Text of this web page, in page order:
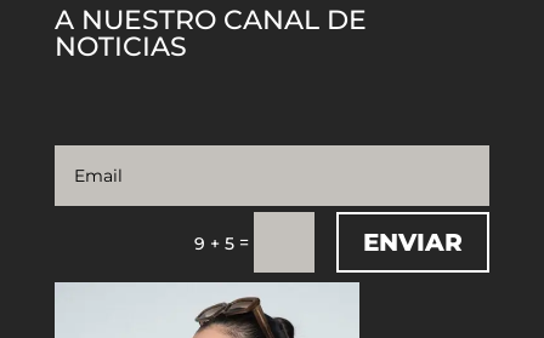
A NUESTRO CANAL DE
NOTICIAS
9 + 5 = ENVIAR